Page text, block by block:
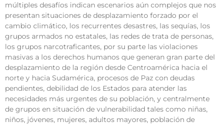
múltiples desafíos indican escenarios aún complejos que nos
presentan situaciones de desplazamiento forzado por el
cambio climático, los recurrentes desastres, las sequías, los
grupos armados no estatales, las redes de trata de personas,
los grupos narcotraficantes, por su parte las violaciones
masivas a los derechos humanos que generan gran parte del
desplazamiento de la región desde Centroamérica hacia el
norte y hacia Sudamérica, procesos de Paz con deudas
pendientes, debilidad de los Estados para atender las
necesidades más urgentes de su población, y centralmente
de grupos en situación de vulnerabilidad tales como niñas,
niños, jóvenes, mujeres, adultos mayores, población de